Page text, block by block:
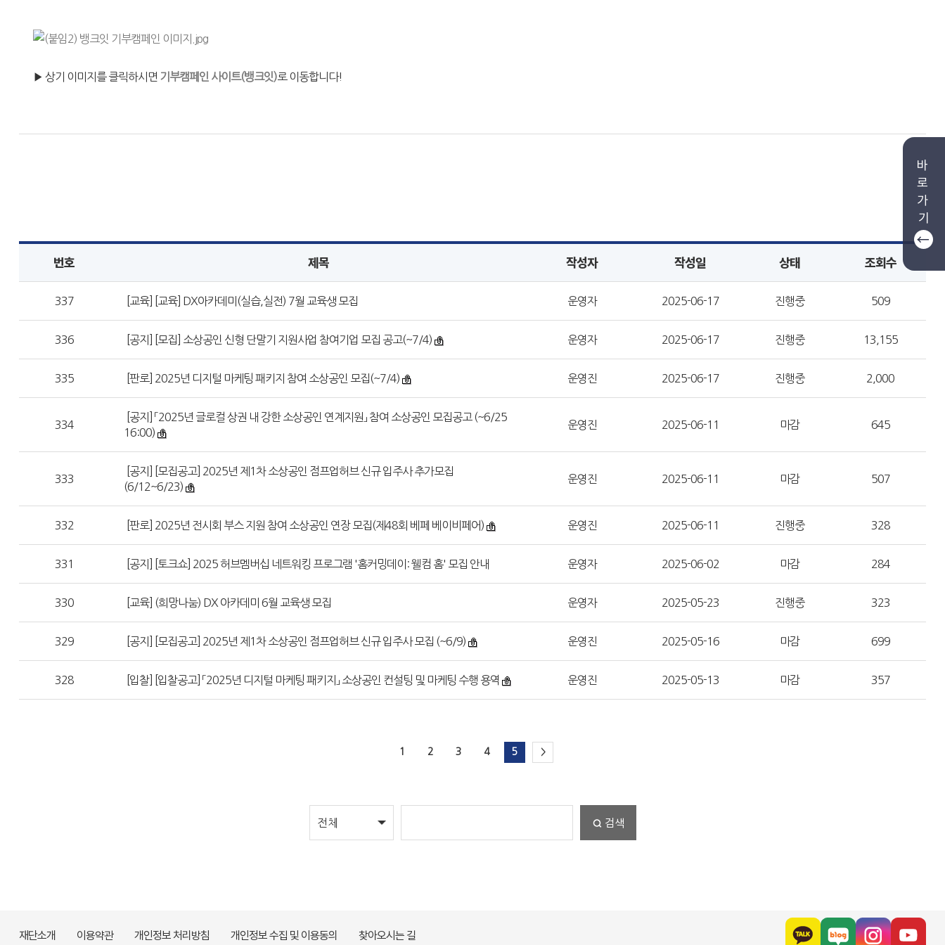
▶ 상기 이미지를 클릭하시면 기부캠페인 사이트(뱅크잇)로 이동합니다!
번호 제목 작성자 작성일 상태 조회수
337 [교육] [교육] DX아카데미(실습,실전) 7월 교육생 모집 운영자 2025-06-17 진행중 509
336 [공지] [모집] 소상공인 신형 단말기 지원사업 참여기업 모집 공고(~7/4) 운영자 2025-06-17 진행중 13,155
335 [판로] 2025년 디지털 마케팅 패키지 참여 소상공인 모집(~7/4) 운영진 2025-06-17 진행중 2,000
334
[공지] 「2025년 글로컬 상권 내 강한 소상공인 연계지원」 참여 소상공인 모집공고 (~6/25
16:00)
운영진 2025-06-11 마감 645
333
[공지] [모집공고] 2025년 제1차 소상공인 점프업허브 신규 입주사 추가모집
(6/12~6/23)
운영진 2025-06-11 마감 507
332 [판로] 2025년 전시회 부스 지원 참여 소상공인 연장 모집(제48회 베페 베이비페어) 운영진 2025-06-11 진행중 328
331 [공지] [토크쇼] 2025 허브멤버십 네트워킹 프로그램 '홈커밍데이: 웰컴 홈' 모집 안내 운영자 2025-06-02 마감 284
330 [교육] (희망나눔) DX 아카데미 6월 교육생 모집 운영자 2025-05-23 진행중 323
329 [공지] [모집공고] 2025년 제1차 소상공인 점프업허브 신규 입주사 모집 (~6/9) 운영진 2025-05-16 마감 699
328 [입찰] [입찰공고] 「2025년 디지털 마케팅 패키지」 소상공인 컨설팅 및 마케팅 수행 용역 운영진 2025-05-13 마감 357
1 2 3 4 5 >
검색
재단소개 이용약관 개인정보 처리방침 개인정보 수집 및 이용동의 찾아오시는 길
바
로
가
기